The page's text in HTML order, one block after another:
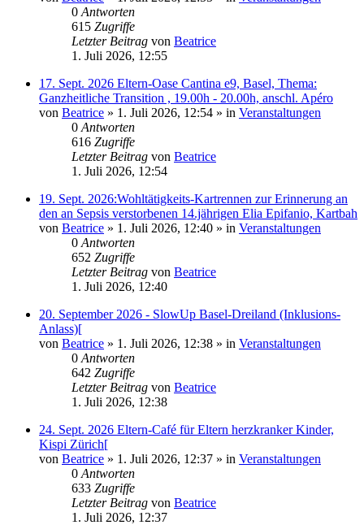
0 Antworten
615 Zugriffe
Letzter Beitrag von Beatrice
1. Juli 2026, 12:55
17. Sept. 2026 Eltern-Oase Cantina e9, Basel, Thema:
Ganzheitliche Transition , 19.00h - 20.00h, anschl. Apéro
von Beatrice » 1. Juli 2026, 12:54 » in Veranstaltungen
0 Antworten
616 Zugriffe
Letzter Beitrag von Beatrice
1. Juli 2026, 12:54
19. Sept. 2026:Wohltätigkeits-Kartrennen zur Erinnerung an
den an Sepsis verstorbenen 14.jährigen Elia Epifanio, Kartbah
von Beatrice » 1. Juli 2026, 12:40 » in Veranstaltungen
0 Antworten
652 Zugriffe
Letzter Beitrag von Beatrice
1. Juli 2026, 12:40
20. September 2026 - SlowUp Basel-Dreiland (Inklusions-
Anlass)[
von Beatrice » 1. Juli 2026, 12:38 » in Veranstaltungen
0 Antworten
642 Zugriffe
Letzter Beitrag von Beatrice
1. Juli 2026, 12:38
24. Sept. 2026 Eltern-Café für Eltern herzkranker Kinder,
Kispi Zürich[
von Beatrice » 1. Juli 2026, 12:37 » in Veranstaltungen
0 Antworten
633 Zugriffe
Letzter Beitrag von Beatrice
1. Juli 2026, 12:37